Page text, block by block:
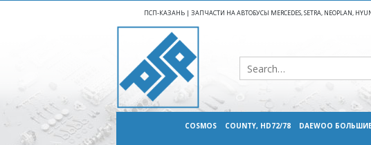
ПСП-КАЗАНЬ | ЗАПЧАСТИ НА АВТОБУСЫ MERCEDES, SETRA, NEOPLAN,
COSMOS COUNTY, HD72/78 DAEWOO